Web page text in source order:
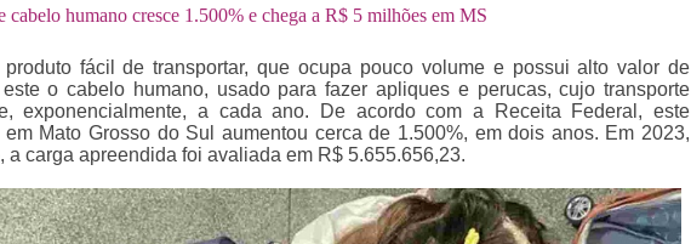
cabelo humano cresce 1.500% e chega a R$ 5 milhões em MS
produto fácil de transportar, que ocupa pouco volume e possui alto valor de
o cabelo humano, usado para fazer apliques e perucas, cujo transporte
exponencialmente, a cada ano. De acordo com a Receita Federal, este
em Mato Grosso do Sul aumentou cerca de 1.500%, em dois anos. Em 2023,
a carga apreendida foi avaliada em R$ 5.655.656,23.